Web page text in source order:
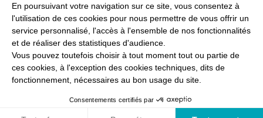
Préférences des cookies
Synergie Care, réseau d'agences d'emploi spécialisées dans
la délégation de personnel médical et paramédical, filiale du
groupe Synergie.